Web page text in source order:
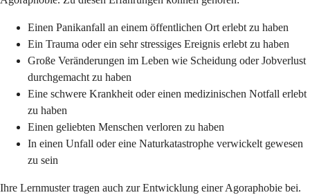
Einen Panikanfall an einem öffentlichen Ort erlebt zu haben
Ein Trauma oder ein sehr stressiges Ereignis erlebt zu haben
Große Veränderungen im Leben wie Scheidung oder Jobverlust
durchgemacht zu haben
Eine schwere Krankheit oder einen medizinischen Notfall erlebt
zu haben
Einen geliebten Menschen verloren zu haben
In einen Unfall oder eine Naturkatastrophe verwickelt gewesen
zu sein
Ihre Lernmuster tragen auch zur Entwicklung einer Agoraphobie bei.